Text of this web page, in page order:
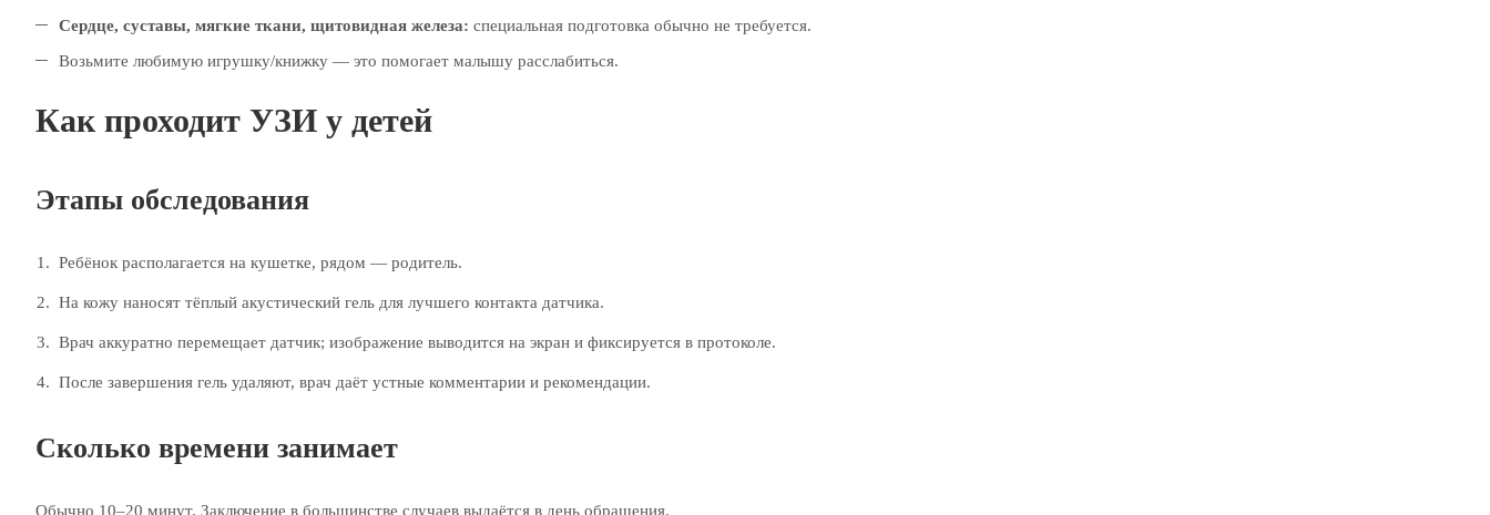
Сердце, суставы, мягкие ткани, щитовидная железа: специальная подготовка обычно не требуется.
Возьмите любимую игрушку/книжку — это помогает малышу расслабиться.
Как проходит УЗИ у детей
Этапы обследования
Ребёнок располагается на кушетке, рядом — родитель.
На кожу наносят тёплый акустический гель для лучшего контакта датчика.
Врач аккуратно перемещает датчик; изображение выводится на экран и фиксируется в протоколе.
После завершения гель удаляют, врач даёт устные комментарии и рекомендации.
Сколько времени занимает
Обычно 10–20 минут. Заключение в большинстве случаев выдаётся в день обращения.